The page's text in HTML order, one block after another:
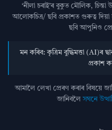
‘নীলা চৰাই’ৰ বুকুত মৌলিক,
আলোকচিত্ৰ/ ছবি প্রকাশত গুৰুত্ব
ছবি আপুনিও
মন কৰিব: কৃত্ৰিম বুদ্ধিমত্তা (AI)ৰ
প্ৰকাশ
আমালৈ লেখা প্ৰেৰণ কৰাৰ বিষয়ে
জানিবলৈসঘনে